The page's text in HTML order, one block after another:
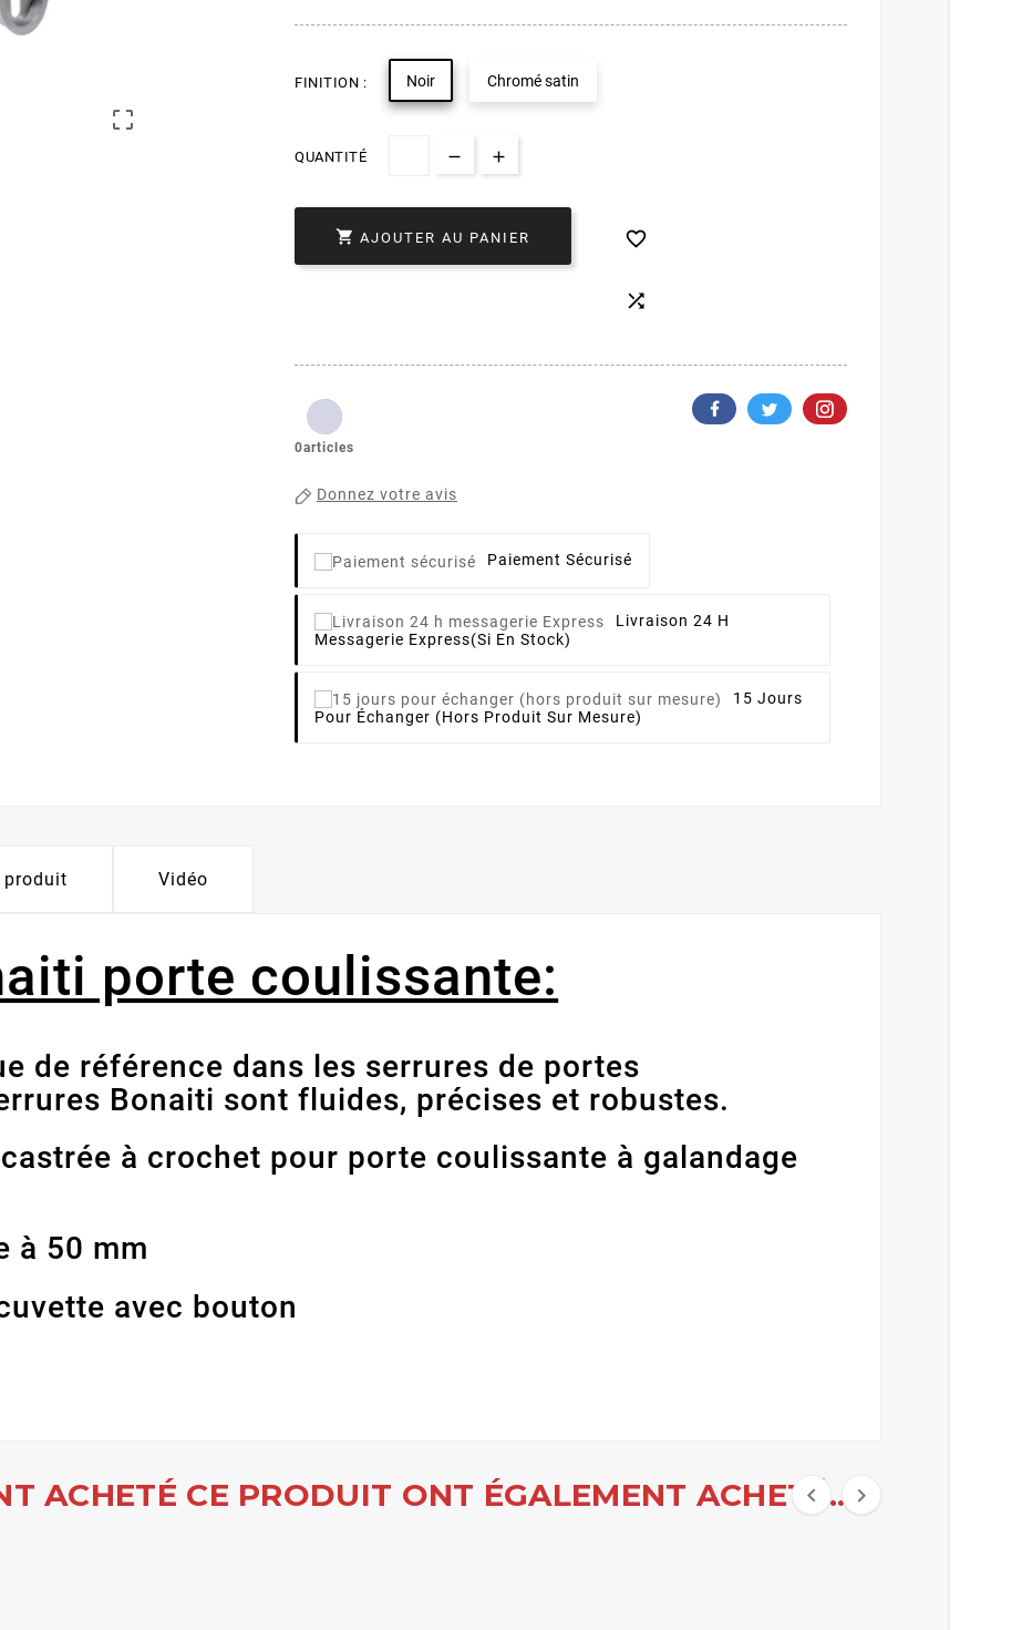

FINITION : Noir Chromé satin
QUANTITÉ
 AJOUTER AU PANIER 

0articles
Donnez votre avis
Paiement Sécurisé
Livraison 24 H
Messagerie Express(si En Stock)
15 Jours
Pour Échanger (hors Produit Sur Mesure)
produit Vidéo
porte coulissante:
de référence dans les serrures de portes
Bonaiti sont fluides, précises et robustes.
à crochet pour porte coulissante à galandage
à 50 mm
avec bouton
ACHETÉ CE PRODUIT ONT ÉGALEMENT ACHETÉ...
 